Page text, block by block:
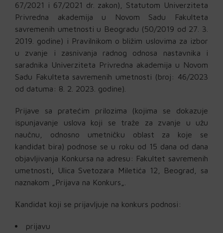
67/2021
i 67/2021 dr. zakon) Statutom Univerziteta
Privredna akademija u Novom Sadu
Fakulteta
savremenih umetnosti u Beogradu (50/2019 od 27. 3.
2019. godine) i Pravilnikom o bližim uslovima za izbor
u zvanje i zasnivanja radnog odnosa nastavnika
i
saradnika Univerziteta Privredna akademija u Novom
Sadu Fakulteta savremenih umetnosti (broj : 46/2023
od datuma : 8. 2. 2023. godine)
Prijave sa pratećim prilozima (kojima se dokazuje
ispunjavanje uslova koji se traže za zvanje u užu
naučnu
odnosno umetničku oblast za koje se
kandidat bira) podnose se u roku od 15 dana od dana
objavljivanja Konkursa na adresu : Fakultet savremenih
umetnosti
Ulica Svetozara Miletića 12 Beograd
sa
naznakom
Prijava na Konkurs
Кandidat koji se prijavljuje na konkurs podnosi:
prijavu